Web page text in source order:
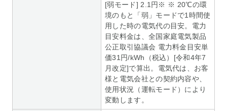
[弱モード] 2.1円※ ※ 20℃の環
境のもと「弱」モードで1時間使
用した時の電気代の目安。電力
目安料金は、全国家庭電気製品
公正取引協議会 電力料金目安単
価31円/kWh（税込）[令和4年7
月改定]で算出。電気代は、お客
様と電気会社との契約内容や、
使用状況（運転モード）により
変動します。